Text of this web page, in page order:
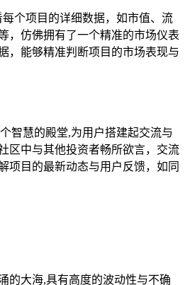
个项目的详细数据，如市值、流
，仿佛拥有了一个精准的市场仪表
，能够精准判断项目的市场表现与
智慧的殿堂,为用户搭建起交流与
区中与其他投资者畅所欲言，交流
项目的最新动态与用户反馈，如同
的大海,具有高度的波动性与不确